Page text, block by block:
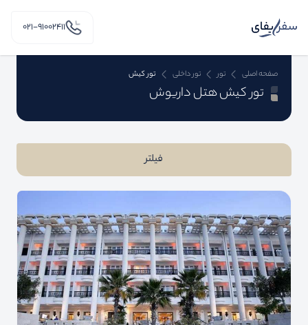
۰۲۱-91002411
صفحه اصلی تور تور داخلی تور کیش
تور کیش هتل داریوش
فیلتر